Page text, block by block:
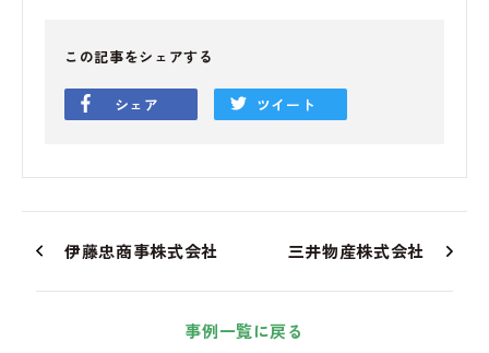
この記事をシェアする
シェア ツイート
伊藤忠商事株式会社
事例一覧に戻る
三井物産株式会社